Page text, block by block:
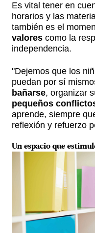
Es vital tener en
horarios y las
también es el
valores como la
independencia.
"Dejemos que los
puedan por sí
bañarse, organizar
pequeños
aprende, siempre
reflexión y refuerzo
Un espacio que